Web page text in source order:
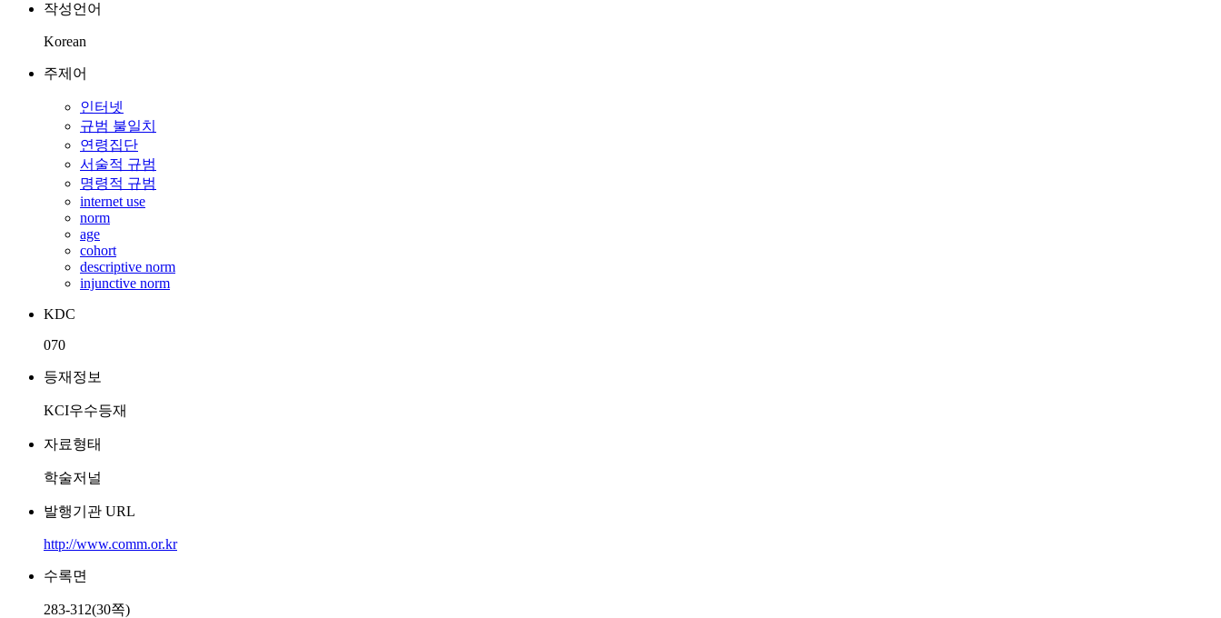
작성언어
Korean
주제어
인터넷
규범 불일치
연령집단
서술적 규범
명령적 규범
internet use
norm
age
cohort
descriptive norm
injunctive norm
KDC
070
등재정보
KCI우수등재
자료형태
학술저널
발행기관 URL
http://www.comm.or.kr
수록면
283-312(30쪽)